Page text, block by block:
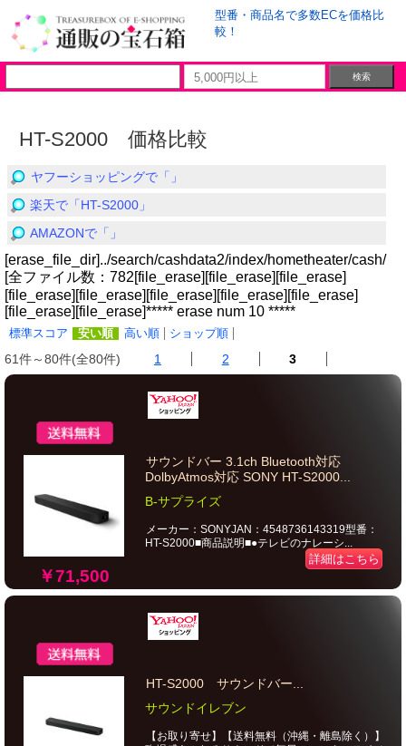
型番・商品名で多数ECを価格比
較！
HT-S2000 価格比較
ヤフーショッピングで「」
楽天で「HT-S2000」
AMAZONで「」
[erase_file_dir]../search/cashdata2/index/hometheater/cash/
[全ファイル数：782[file_erase][file_erase][file_erase]
[file_erase][file_erase][file_erase][file_erase][file_erase]
[file_erase][file_erase]***** erase num 10 *****
標準スコア 安い順 高い順 ショップ順
61件～80件(全80件) 1 2 3
￥71,500
サウンドバー 3.1ch Bluetooth対応
DolbyAtmos対応 SONY HT-S2000...
B-サプライズ
メーカー：SONYJAN：4548736143319型番：
HT-S2000■商品説明■●テレビのナレーシ...
詳細はこちら
HT-S2000 サウンドバー...
サウンドイレブン
【お取り寄せ】【送料無料（沖縄・離島除く）】